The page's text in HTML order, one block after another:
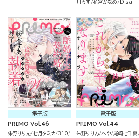
川ろす 花宮かなめ Disai
電子版
PRIMO Vol.46
朱野りりん 七月タミカ 310
電子版
PRIMO Vol.44
朱野りりん へや 尾崎七千夏